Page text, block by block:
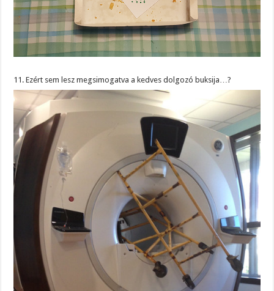
11. Ezért sem lesz megsimogatva a kedves dolgozó buksija…?